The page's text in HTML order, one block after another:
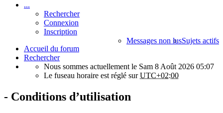
...
Rechercher
Connexion
Inscription
Sujets actifs
Messages non lus
Accueil du forum
Rechercher
Nous sommes actuellement le Sam 8 Août 2026 05:07
Le fuseau horaire est réglé surUTC+02:00
- Conditions d’utilisation